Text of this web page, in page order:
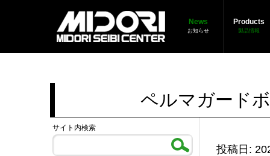
News
お知らせ
Products
製品情報
ペルマガード
投稿日:
サイト内検索